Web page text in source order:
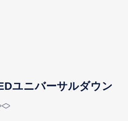
ユニバーサルダウン